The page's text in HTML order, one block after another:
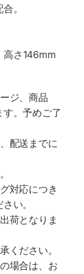
。
さ146mm
ジ、商品
。予めご了
配送までに
対応につき
い。
荷となりま
ください。
場合は、お